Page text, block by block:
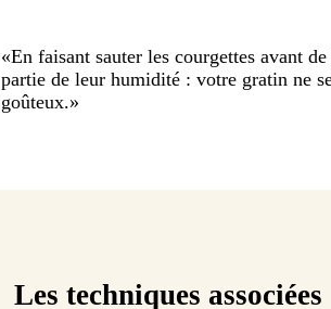
«En faisant sauter les courgettes avant
partie de leur humidité : votre gratin ne
goûteux.»
Les techniques associées